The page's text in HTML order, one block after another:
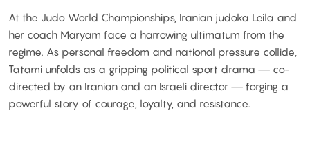
At the Judo World Championships, Iranian judoka Leila and
her coach Maryam face a harrowing ultimatum from the
regime. As personal freedom and national pressure collide,
Tatami unfolds as a gripping political sport drama — co-
directed by an Iranian and an Israeli director — forging a
powerful story of courage, loyalty, and resistance.